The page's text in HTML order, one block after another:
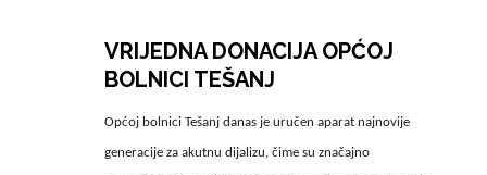
VRIJEDNA DONACIJA OPĆOJ
BOLNICI TEŠANJ
Općoj bolnici Tešanj danas je uručen aparat najnovije
generacije za akutnu dijalizu, čime su značajno